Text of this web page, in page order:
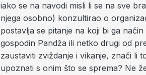
iako se na navodi misli li se na sve
njega osobno) konzultirao o
postavlja se pitanje na koji bi ga
gospodin Pandža ili netko drugi od
zaustaviti zviždanje i vikanje, znači li
upoznati s onim što se sprema? Ne